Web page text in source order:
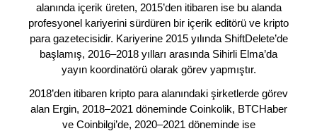
alanında içerik üreten, 2015’den itibaren ise bu alanda
profesyonel kariyerini sürdüren bir içerik editörü ve kripto
para gazetecisidir. Kariyerine 2015 yılında ShiftDelete’de
başlamış, 2016–2018 yılları arasında Sihirli Elma’da
yayın koordinatörü olarak görev yapmıştır.
2018’den itibaren kripto para alanındaki şirketlerde görev
alan Ergin, 2018–2021 döneminde Coinkolik, BTCHaber
ve Coinbilgi’de, 2020–2021 döneminde ise